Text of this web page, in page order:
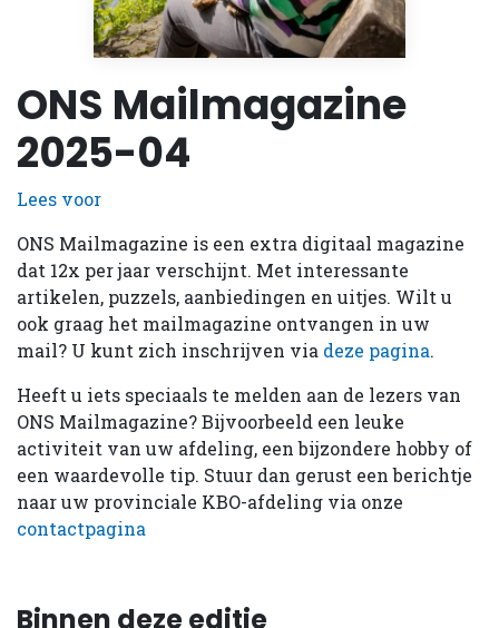
ONS Mailmagazine
2025-04
Lees voor
ONS Mailmagazine is een extra digitaal magazine
dat 12x per jaar verschijnt. Met interessante
artikelen, puzzels, aanbiedingen en uitjes. Wilt u
ook graag het mailmagazine ontvangen in uw
mail? U kunt zich inschrijven via deze pagina.
Heeft u iets speciaals te melden aan de lezers van
ONS Mailmagazine? Bijvoorbeeld een leuke
activiteit van uw afdeling, een bijzondere hobby of
een waardevolle tip. Stuur dan gerust een berichtje
naar uw provinciale KBO-afdeling via onze
contactpagina
Binnen deze editie